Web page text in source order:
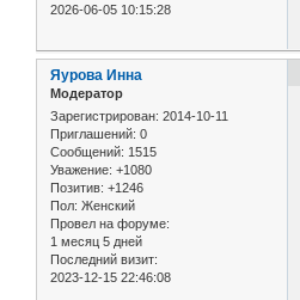
2026-06-05 10:15:28
Яурова Инна
Модератор
Зарегистрирован: 2014-10-11
Приглашений: 0
Сообщений: 1515
Уважение: +1080
Позитив: +1246
Пол: Женский
Провел на форуме:
1 месяц 5 дней
Последний визит:
2023-12-15 22:46:08